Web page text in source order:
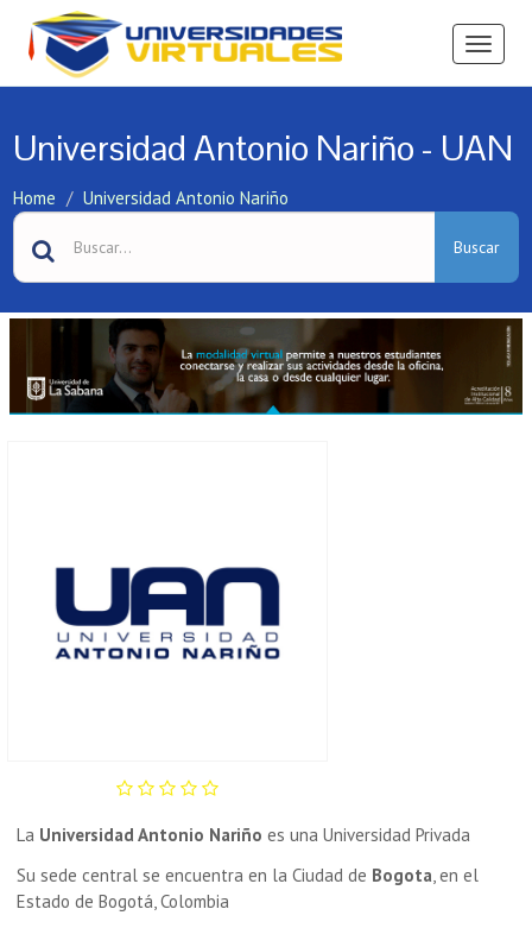
Ver
Universidad Antonio Nariño - UAN
Home Universidad Antonio Nariño
Buscar
La Universidad Antonio Nariño es una Universidad Privada
Su sede central se encuentra en la Ciudad de Bogota, en el
Estado de Bogotá, Colombia